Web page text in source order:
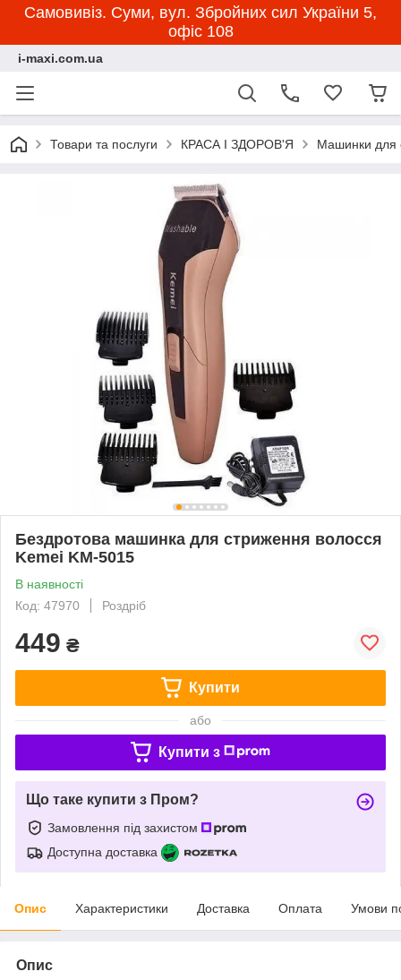
Самовивіз. Суми, вул. Збройних сил України 5,
офіс 108
i-maxi.com.ua
Товари та послуги КРАСА І ЗДОРОВ'Я Машинки для
Бездротова машинка для стриження волосся
Kemei KM-5015
В наявності
Код: 47970
Роздріб
449 ₴
Купити
або
Купити з
Що таке купити з Пром?
Замовлення під захистом
Доступна доставка
Опис Характеристики Доставка Оплата Умови
Опис